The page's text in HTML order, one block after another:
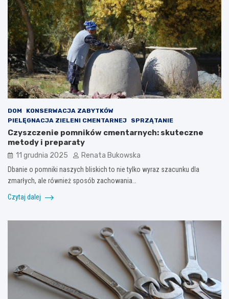
DOM
KONSERWACJA ZABYTKÓW
PIELĘGNACJA ZIELENI CMENTARNEJ
SPRZĄTANIE
Czyszczenie pomników cmentarnych: skuteczne
metody i preparaty
11 grudnia 2025 Renata Bukowska
Dbanie o pomniki naszych bliskich to nie tylko wyraz szacunku dla
zmarłych, ale również sposób zachowania…
Czytaj dalej